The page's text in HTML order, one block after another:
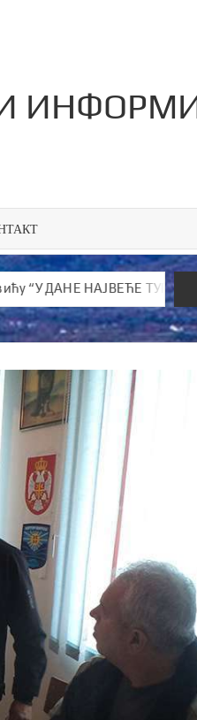
И
НАЈВЕЋЕ ТУГЕ ШИРИШ